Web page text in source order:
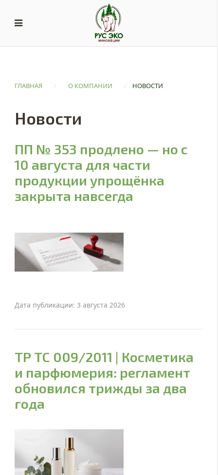
ГЛАВНАЯ / О КОМПАНИИ / НОВОСТИ
Новости
ПП № 353 продлено — но с
10 августа для части
продукции упрощёнка
закрыта навсегда
Дата публикации: 3 августа 2026
ТР ТС 009/2011 | Косметика
и парфюмерия: регламент
обновился трижды за два
года